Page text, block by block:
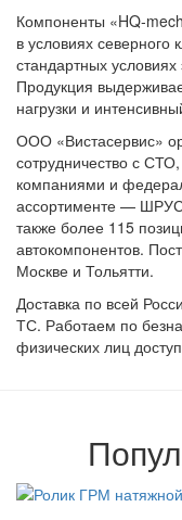
Компоненты
в условиях
стандартных
Продукция
нагрузки и
ООО «Вистасервис»
сотрудничество с
компаниями и
ассортименте —
также более 115
автокомпонентов.
Москве и Тольятти.
Доставка по всей
ТС. Работаем по
физических лиц